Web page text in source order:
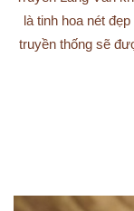
mở chõ xôi nếp
Truyền Làng Vân
là tinh hoa nét